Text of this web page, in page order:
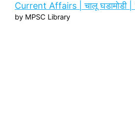
Current Affairs | चालू घडामोडी
by MPSC Library